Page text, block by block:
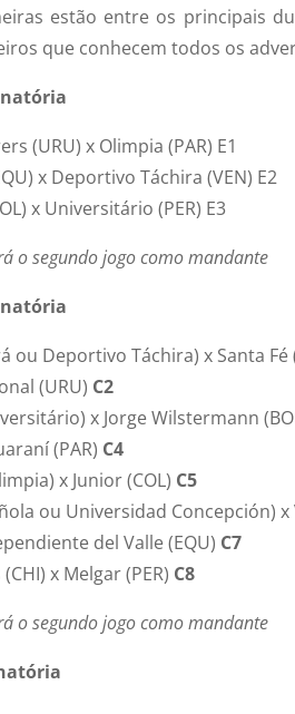
estão entre os principais
que conhecem todos os
(URU) x Olimpia (PAR) E1
x Deportivo Táchira (VEN) E2
x Universitário (PER) E3
o segundo jogo como mandante
ou Deportivo Táchira) x Santa Fé
(URU) C2
x Jorge Wilstermann
(PAR) C4
x Junior (COL) C5
ou Universidad Concepción) x
del Valle (EQU) C7
x Melgar (PER) C8
o segundo jogo como mandante